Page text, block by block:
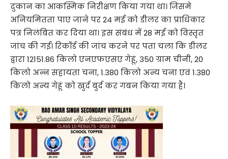
दुकान का आकस्मिक निरीक्षण किया गया था। जिसमे
अनियमितता पाए जाने पर 24 मई को डीलर का प्राधिकार
पत्र निलंबित कर दिया था। इस संबंध में 28 मई को विस्तृत
जांच की गई। रिकॉर्ड की जांच करने पर पता चला कि डीलर
द्वारा 12151.86 किलो एनएफएसए गेहूं, 350 ग्राम चीनी, 20
किलो अन्न सहायता चना, 1.380 किलो अन्य चना एवं 1.380
किलो अन्य गेहूं को खुर्द बुर्द कर गबन किया गया है।